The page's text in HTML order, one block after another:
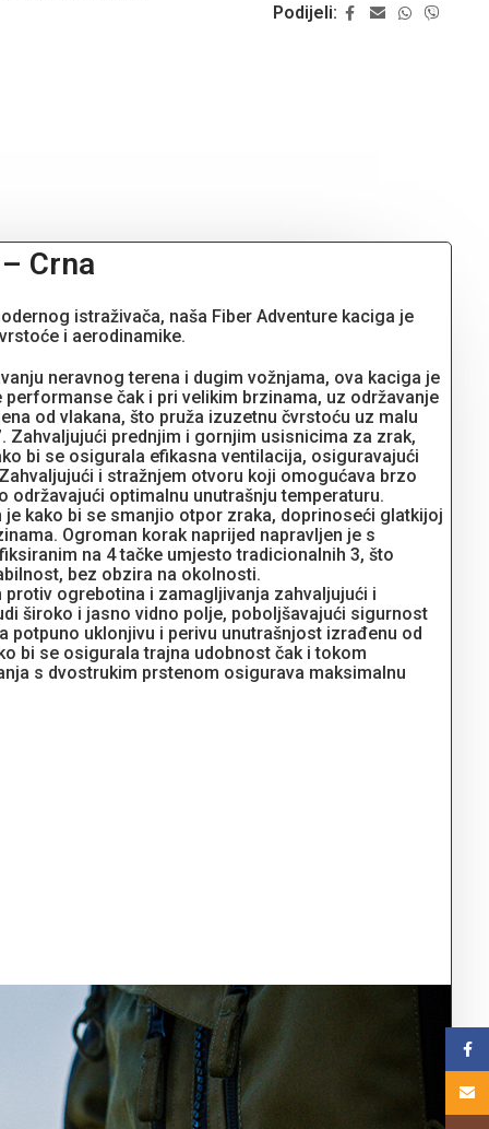
Podijeli:
Crna
istraživača, naša Fiber Adventure kaciga je
i aerodinamike.
neravnog terena i dugim vožnjama, ova kaciga je
čak i pri velikim brzinama, uz održavanje
od vlakana, što pruža izuzetnu čvrstoću uz malu
Zahvaljujući prednjim i gornjim usisnicima za zrak,
bi se osigurala efikasna ventilacija, osiguravajući
i stražnjem otvoru koji omogućava brzo
održavajući optimalnu unutrašnju temperaturu.
kako bi se smanjio otpor zraka, doprinoseći glatkijoj
Ogroman korak naprijed napravljen je s
na 4 tačke umjesto tradicionalnih 3, što
bez obzira na okolnosti.
ogrebotina i zamagljivanja zahvaljujući i
široko i jasno vidno polje, poboljšavajući sigurnost
potpuno uklonjivu i perivu unutrašnjost izrađenu od
bi se osigurala trajna udobnost čak i tokom
s dvostrukim prstenom osigurava maksimalnu
Email